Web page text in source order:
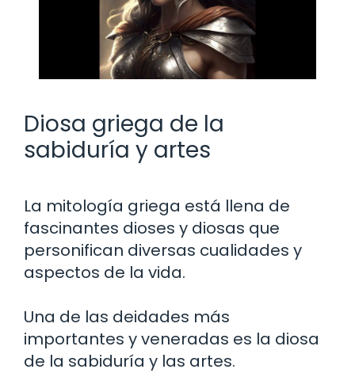
Diosa griega de la
sabiduría y artes
La mitología griega está llena de
fascinantes dioses y diosas que
personifican diversas cualidades y
aspectos de la vida.
Una de las deidades más
importantes y veneradas es la diosa
de la sabiduría y las artes.